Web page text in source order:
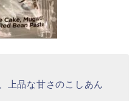
上品な甘さのこしあん